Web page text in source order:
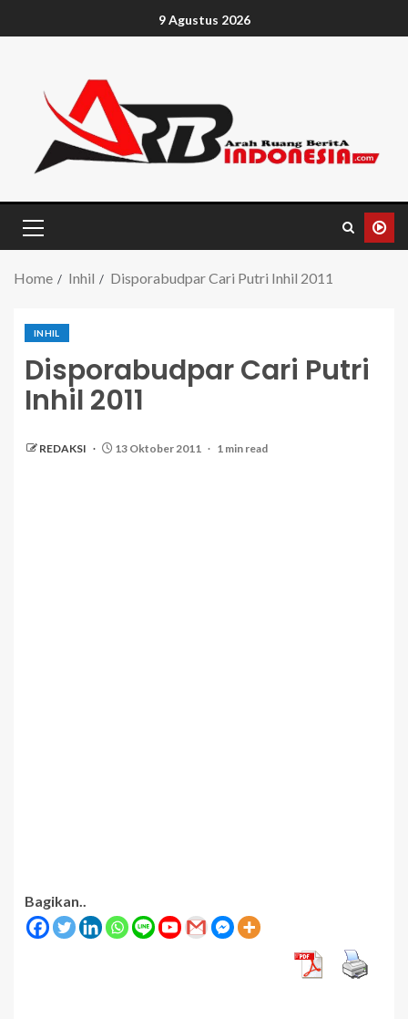
9 Agustus 2026
Home Inhil Disporabudpar Cari Putri Inhil 2011
INHIL
Disporabudpar Cari Putri
Inhil 2011
REDAKSI 13 Oktober 2011 1 min read
Bagikan..